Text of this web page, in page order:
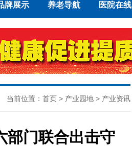
牌展示 养老导航 医院在线
当前位置： 首页 > 产业园地 > 产业资讯
部门联合出击守